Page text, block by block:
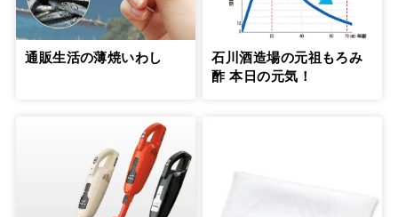
通販生活の薄焼いわし
石川酒造場の元祖もろみ
酢 本日の元気！